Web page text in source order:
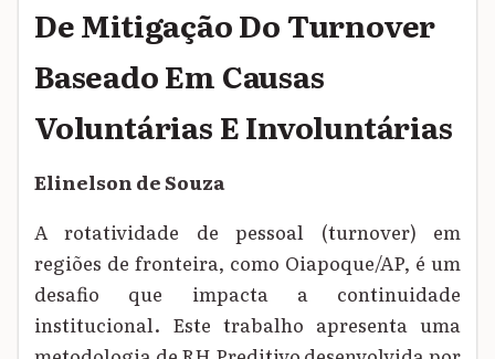
De Mitigação Do Turnover
Baseado Em Causas
Voluntárias E Involuntárias
Elinelson de Souza
A rotatividade de pessoal (turnover) em
regiões de fronteira, como Oiapoque/AP, é um
desafio que impacta a continuidade
institucional. Este trabalho apresenta uma